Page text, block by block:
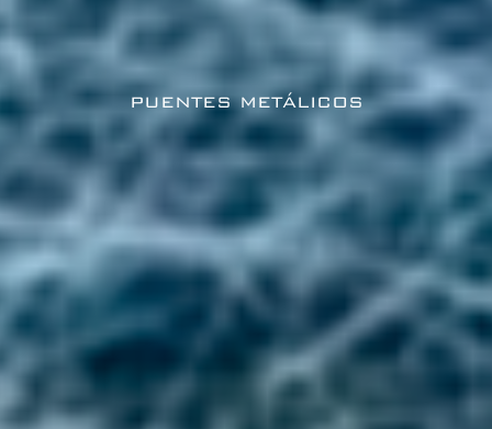
PUENTES METÁLICOS